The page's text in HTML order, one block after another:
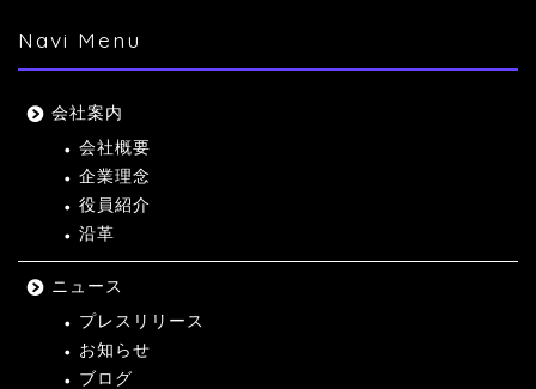
Navi Menu
会社案内
会社概要
企業理念
役員紹介
沿革
ニュース
プレスリリース
お知らせ
ブログ